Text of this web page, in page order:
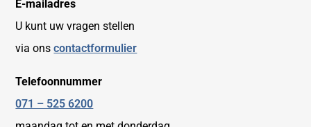
E-mailadres
U kunt uw vragen stellen
via onscontactformulier
Telefoonnummer
071 – 525 6200